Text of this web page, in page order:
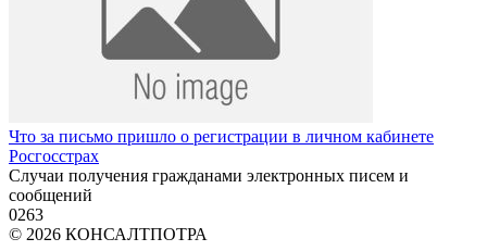
Что за письмо пришло о регистрации в личном кабинете
Росгосстрах
Случаи получения гражданами электронных писем и
сообщений
0263
© 2026 КОНСАЛТПОТРА